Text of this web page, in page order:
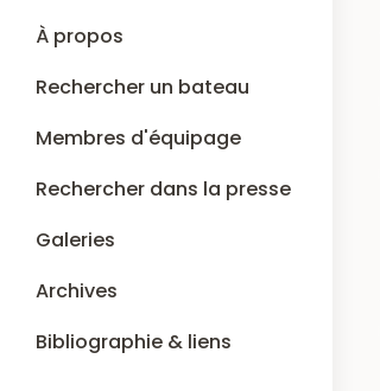
Main
navigation
À propos
Rechercher un bateau
Membres d'équipage
Rechercher dans la presse
Galeries
Archives
Bibliographie & liens